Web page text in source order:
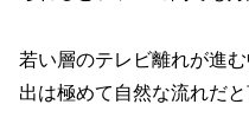
若い層のテレビ離れが進
出は極めて自然な流れだと